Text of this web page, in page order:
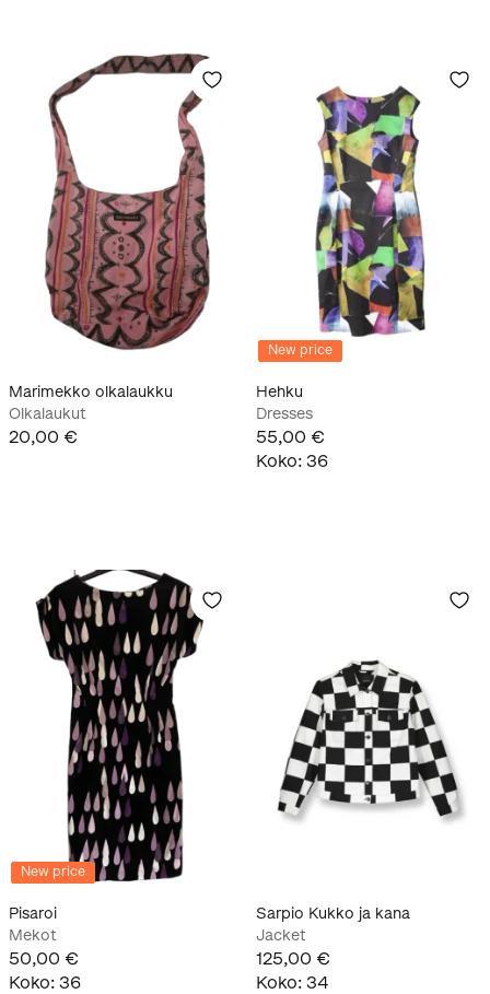
Marimekko olkalaukku
Olkalaukut
20,00 €
New price
Hehku
Dresses
55,00 €
Koko: 36
New price
Pisaroi
Mekot
50,00 €
Koko: 36
Sarpio Kukko ja kana
Jacket
125,00 €
Koko: 34